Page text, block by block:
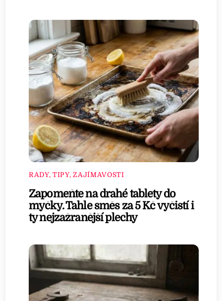
RADY, TIPY, ZAJÍMAVOSTI
Zapomeňte na drahé tablety do
myčky. Tahle směs za 5 Kč vyčistí i
ty nejzažranější plechy